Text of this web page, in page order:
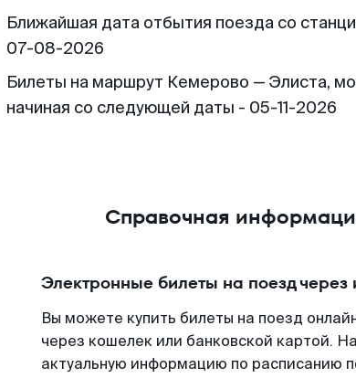
Ближайшая дата отбытия поезда со
07-08-2026
Билеты на маршрут Кемерово — Элиста,
начиная со следующей даты - 05-11-2026
Справочная
Электронные билеты на поезд через
Вы можете купить билеты на поезд
через кошелек или банковской картой.
актуальную информацию по расписанию